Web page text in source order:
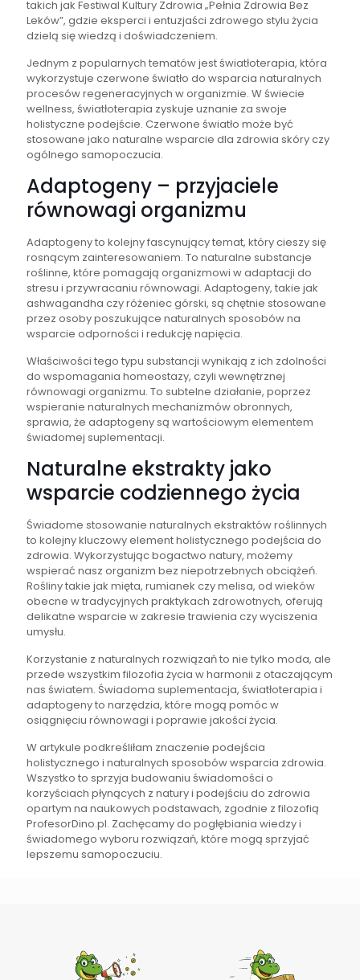
takich jak Festiwal Kultury Zdrowia „Pełnia Zdrowia Bez
Leków”, gdzie eksperci i entuzjaści zdrowego stylu życia
dzielą się wiedzą i doświadczeniem.
Jednym z popularnych tematów jest światłoterapia, która
wykorzystuje czerwone światło do wsparcia naturalnych
procesów regeneracyjnych w organizmie. W świecie
wellness, światłoterapia zyskuje uznanie za swoje
holistyczne podejście. Czerwone światło może być
stosowane jako naturalne wsparcie dla zdrowia skóry czy
ogólnego samopoczucia.
Adaptogeny – przyjaciele
równowagi organizmu
Adaptogeny to kolejny fascynujący temat, który cieszy się
rosnącym zainteresowaniem. To naturalne substancje
roślinne, które pomagają organizmowi w adaptacji do
stresu i przywracaniu równowagi. Adaptogeny, takie jak
ashwagandha czy różeniec górski, są chętnie stosowane
przez osoby poszukujące naturalnych sposobów na
wsparcie odporności i redukcję napięcia.
Właściwości tego typu substancji wynikają z ich zdolności
do wspomagania homeostazy, czyli wewnętrznej
równowagi organizmu. To subtelne działanie, poprzez
wspieranie naturalnych mechanizmów obronnych,
sprawia, że adaptogeny są wartościowym elementem
świadomej suplementacji.
Naturalne ekstrakty jako
wsparcie codziennego życia
Świadome stosowanie naturalnych ekstraktów roślinnych
to kolejny kluczowy element holistycznego podejścia do
zdrowia. Wykorzystując bogactwo natury, możemy
wspierać nasz organizm bez niepotrzebnych obciążeń.
Rośliny takie jak mięta, rumianek czy melisa, od wieków
obecne w tradycyjnych praktykach zdrowotnych, oferują
delikatne wsparcie w zakresie trawienia czy wyciszenia
umysłu.
Korzystanie z naturalnych rozwiązań to nie tylko moda, ale
przede wszystkim filozofia życia w harmonii z otaczającym
nas światem. Świadoma suplementacja, światłoterapia i
adaptogeny to narzędzia, które mogą pomóc w
osiągnięciu równowagi i poprawie jakości życia.
W artykule podkreśliłam znaczenie podejścia
holistycznego i naturalnych sposobów wsparcia zdrowia.
Wszystko to sprzyja budowaniu świadomości o
korzyściach płynących z natury i podejściu do zdrowia
opartym na naukowych podstawach, zgodnie z filozofią
ProfesorDino.pl. Zachęcamy do pogłębiania wiedzy i
świadomego wyboru rozwiązań, które mogą sprzyjać
lepszemu samopoczuciu.